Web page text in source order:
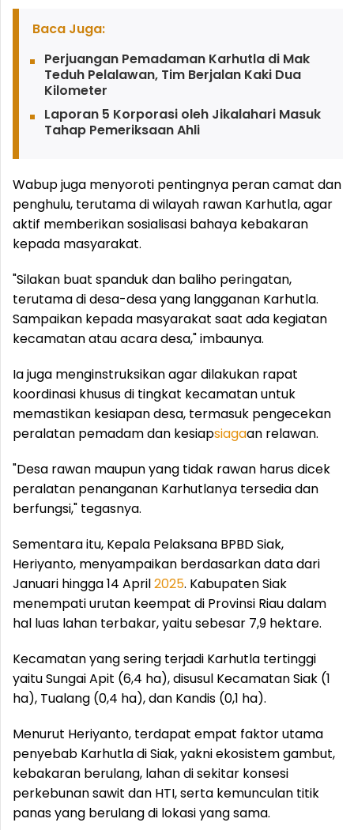
Baca Juga:
Perjuangan Pemadaman Karhutla di Mak
Teduh Pelalawan, Tim Berjalan Kaki Dua
Kilometer
Laporan 5 Korporasi oleh Jikalahari Masuk
Tahap Pemeriksaan Ahli
Wabup juga menyoroti pentingnya peran camat dan
penghulu, terutama di wilayah rawan Karhutla, agar
aktif memberikan sosialisasi bahaya kebakaran
kepada masyarakat.
"Silakan buat spanduk dan baliho peringatan,
terutama di desa-desa yang langganan Karhutla.
Sampaikan kepada masyarakat saat ada kegiatan
kecamatan atau acara desa," imbaunya.
Ia juga menginstruksikan agar dilakukan rapat
koordinasi khusus di tingkat kecamatan untuk
memastikan kesiapan desa, termasuk pengecekan
peralatan pemadam dan kesiapsiagaan relawan.
"Desa rawan maupun yang tidak rawan harus dicek
peralatan penanganan Karhutlanya tersedia dan
berfungsi," tegasnya.
Sementara itu, Kepala Pelaksana BPBD Siak,
Heriyanto, menyampaikan berdasarkan data dari
Januari hingga 14 April2025. Kabupaten Siak
menempati urutan keempat di Provinsi Riau dalam
hal luas lahan terbakar, yaitu sebesar 7,9 hektare.
Kecamatan yang sering terjadi Karhutla tertinggi
yaitu Sungai Apit (6,4 ha), disusul Kecamatan Siak (1
ha), Tualang (0,4 ha), dan Kandis (0,1 ha).
Menurut Heriyanto, terdapat empat faktor utama
penyebab Karhutla di Siak, yakni ekosistem gambut,
kebakaran berulang, lahan di sekitar konsesi
perkebunan sawit dan HTI, serta kemunculan titik
panas yang berulang di lokasi yang sama.